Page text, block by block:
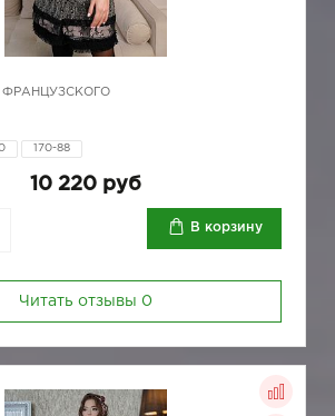
ФРАНЦУЗСКОГО
170-88
10 220 руб
В корзину
Читать отзывы 0